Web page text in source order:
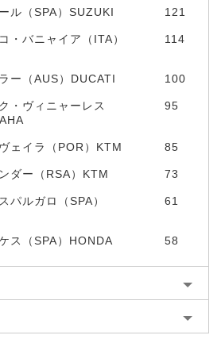
ル（SPA）SUZUKI 121
・バニャイア（ITA）
114
ー（AUS）DUCATI 100
・ヴィニャーレス
95
ェイラ（POR）KTM 85
ダー（RSA）KTM 73
パルガロ（SPA）
61
ス（SPA）HONDA 58